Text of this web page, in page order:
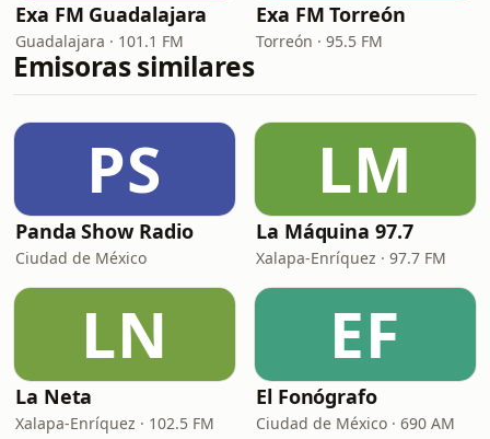
Exa FM Guadalajara
Guadalajara · 101.1 FM
Exa FM Torreón
Torreón · 95.5 FM
Emisoras similares
PS
Panda Show Radio
Ciudad de México
LM
La Máquina 97.7
Xalapa-Enríquez · 97.7 FM
LN
La Neta
Xalapa-Enríquez · 102.5 FM
EF
El Fonógrafo
Ciudad de México · 690 AM